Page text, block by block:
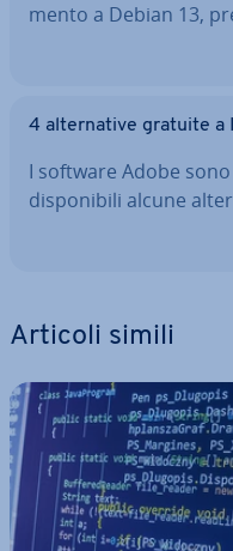
men­to a Debian 13,
4 al­ter­na­ti­ve gratuite a
I software Adobe
di­spo­ni­bi­li alcune
Articoli simili